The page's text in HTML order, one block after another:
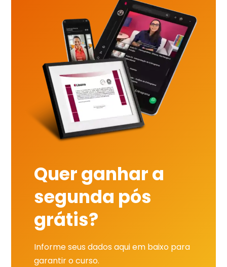
Quer ganhar a
segunda pós
grátis?
Informe seus dados aqui em baixo para
garantir o curso.